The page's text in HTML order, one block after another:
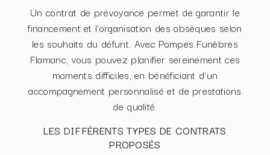
Un contrat de prévoyance permet de garantir le
financement et l'organisation des obsèques selon
les souhaits du défunt. Avec Pompes Funèbres
Flamanc, vous pouvez planifier sereinement ces
moments difficiles, en bénéficiant d'un
accompagnement personnalisé et de prestations
de qualité.
LES DIFFÉRENTS TYPES DE CONTRATS
PROPOSÉS